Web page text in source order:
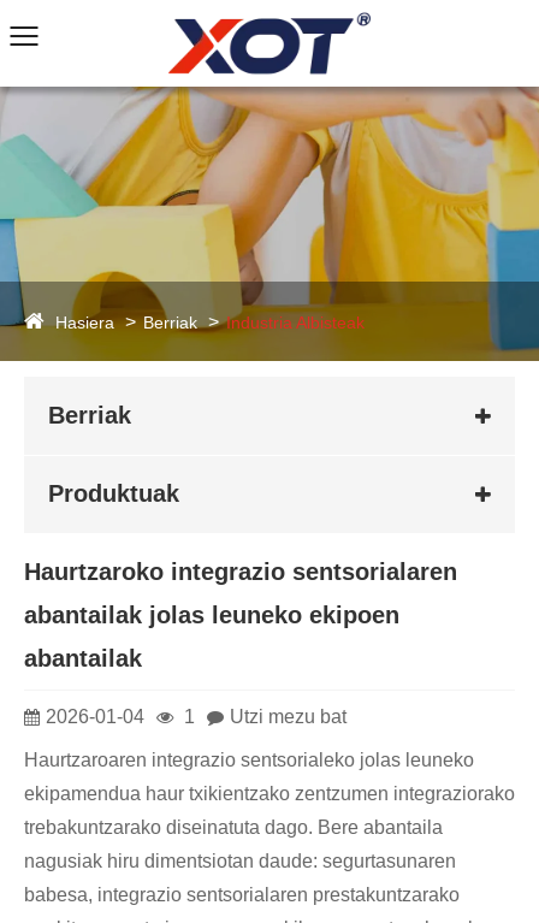
Hasiera Berriak Industria Albisteak
Berriak
Produktuak
Haurtzaroko integrazio sentsorialaren
abantailak jolas leuneko ekipoen
abantailak
2026-01-04 1 Utzi mezu bat
Haurtzaroaren integrazio sentsorialeko jolas leuneko
ekipamendua haur txikientzako zentzumen integraziorako
trebakuntzarako diseinatuta dago. Bere abantaila
nagusiak hiru dimentsiotan daude: segurtasunaren
babesa, integrazio sentsorialaren prestakuntzarako